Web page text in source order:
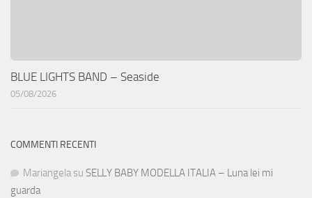
BLUE LIGHTS BAND – Seaside
05/08/2026
COMMENTI RECENTI
Mariangela su SELLY BABY MODELLA ITALIA – Luna lei mi
guarda